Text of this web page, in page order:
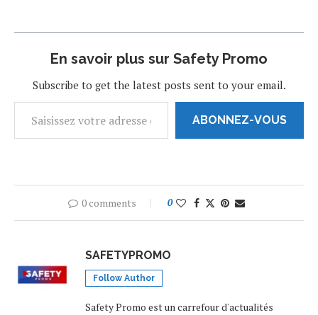
charismatique Mike Tyson
L'acteur…En savoir plus sur Safety Promo
Subscribe to get the latest posts sent to your email.
ABONNEZ-VOUS
0 comments 0
SAFETYPROMO
Follow Author
Safety Promo est un carrefour d'actualités